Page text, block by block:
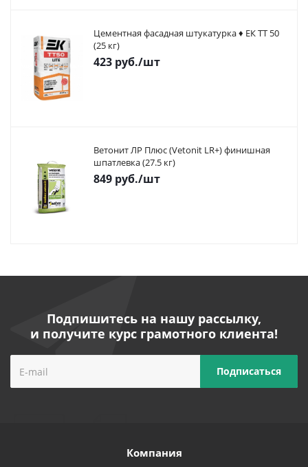
Цементная фасадная штукатурка ♦ ЕК ТТ 50
(25 кг)
423 руб./шт
Ветонит ЛР Плюс (Vetonit LR+) финишная
шпатлевка (27.5 кг)
849 руб./шт
Подпишитесь на нашу рассылку,
и получите курс грамотного клиента!
Компания